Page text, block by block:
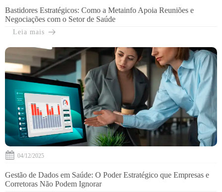
Bastidores Estratégicos: Como a Metainfo Apoia Reuniões e
Negociações com o Setor de Saúde
Leia mais
04/12/2025
Gestão de Dados em Saúde: O Poder Estratégico que Empresas e
Corretoras Não Podem Ignorar